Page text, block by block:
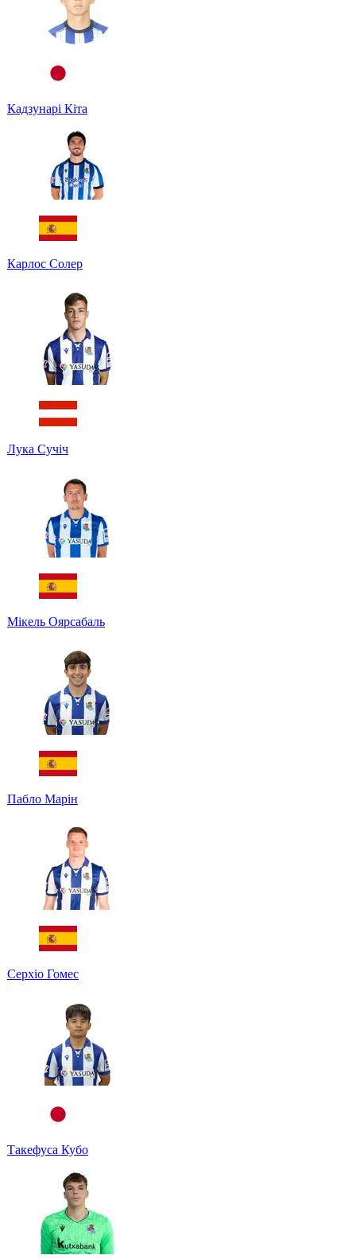
Кадзунарі Кіта
Карлос Солер
Лука Сучіч
Мікель Оярсабаль
Пабло Марін
Серхіо Гомес
Такефуса Кубо